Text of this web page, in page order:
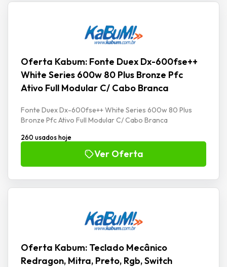
Oferta Kabum: Fonte Duex Dx-600fse++
White Series 600w 80 Plus Bronze Pfc
Ativo Full Modular C/ Cabo Branca
Fonte Duex Dx-600fse++ White Series 600w 80 Plus
Bronze Pfc Ativo Full Modular C/ Cabo Branca
260 usados hoje
Ver Oferta
Oferta Kabum: Teclado Mecânico
Redragon, Mitra, Preto, Rgb, Switch